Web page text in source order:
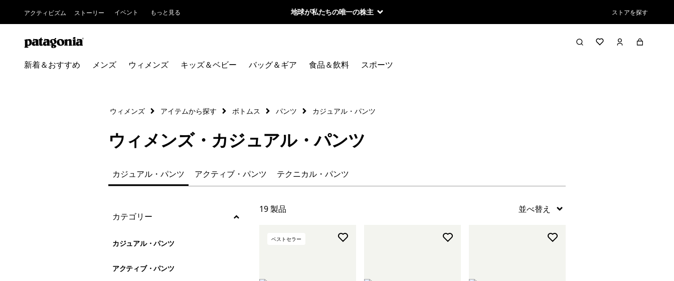
アクティビズム ストーリー イベント もっと見る 地球が私たちの唯一の株主 ストアを探す
新着＆おすすめ メンズ ウィメンズ キッズ＆ベビー バッグ＆ギア 食品＆飲料 スポーツ
絞り込み
在庫のあるサイズ
ウィメンズ アイテムから探す ボトムス パンツ カジュアル・パンツ
ウィメンズ・カジュアル・パンツ
カジュアル・パンツ アクティブ・パンツ テクニカル・パンツ
絞り込み
カテゴリー
カジュアル・パンツ
アクティブ・パンツ
19 製品
ベストセラー